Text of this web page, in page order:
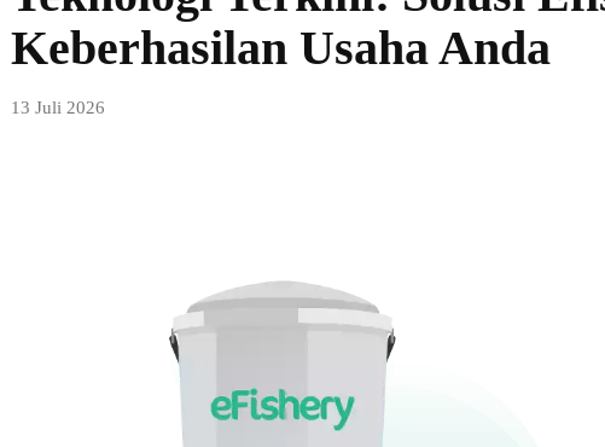
Keberhasilan Usaha Anda
13 Juli 2026